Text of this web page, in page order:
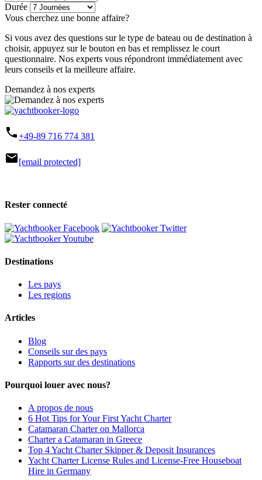
Durée
Vous cherchez une bonne affaire?
Si vous avez des questions sur le type de bateau ou de destination à
choisir, appuyez sur le bouton en bas et remplissez le court
questionnaire. Nos experts vous répondront immédiatement avec
leurs conseils et la meilleure affaire.
Demandez à nos experts
phone+49-89 716 774 381
mail[email protected]
Rester connecté
Destinations
Les pays
Les regions
Articles
Blog
Conseils sur des pays
Rapports sur des destinations
Pourquoi louer avec nous?
A propos de nous
6 Hot Tips for Your First Yacht Charter
Catamaran Charter on Mallorca
Charter a Catamaran in Greece
Top 4 Yacht Charter Skipper & Deposit Insurances
Yacht Charter License Rules and License-Free Houseboat
Hire in Germany